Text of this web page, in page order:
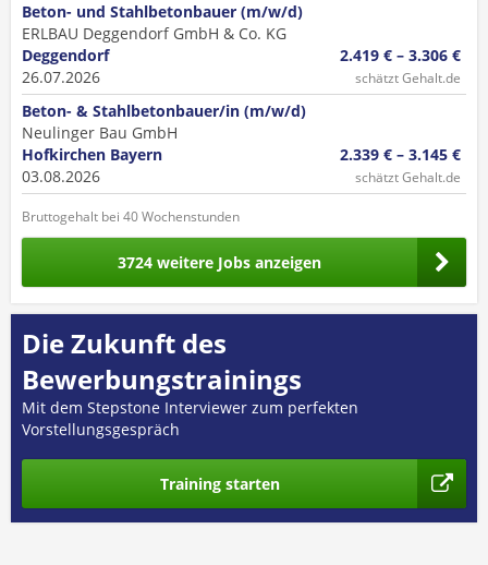
Beton- und Stahlbetonbauer (m/w/d)
ERLBAU Deggendorf GmbH & Co. KG
Deggendorf
26.07.2026
2.419 € – 3.306 €
schätzt Gehalt.de
Beton- & Stahlbetonbauer/in (m/w/d)
Neulinger Bau GmbH
Hofkirchen Bayern
03.08.2026
2.339 € – 3.145 €
schätzt Gehalt.de
Bruttogehalt bei 40 Wochenstunden
3724 weitere Jobs anzeigen
Die Zukunft des
Bewerbungstrainings
Mit dem Stepstone Interviewer zum perfekten
Vorstellungsgespräch
Training starten